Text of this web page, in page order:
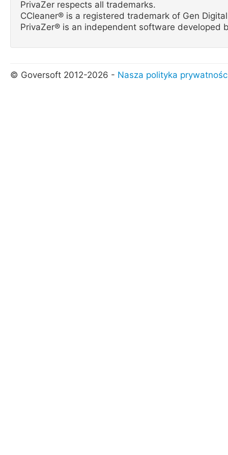
PrivaZer respects all trademarks.
CCleaner® is a registered trademark of Gen
PrivaZer® is an independent software developed
© Goversoft 2012-2026 - Nasza polityka